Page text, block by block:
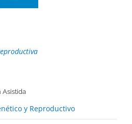
Asistida
y Reproductivo